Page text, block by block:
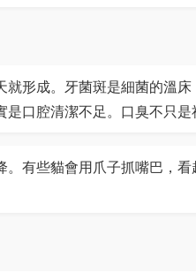
形成。牙菌斑是細菌的溫
口腔清潔不足。口臭不只是
有些貓會用爪子抓嘴巴，